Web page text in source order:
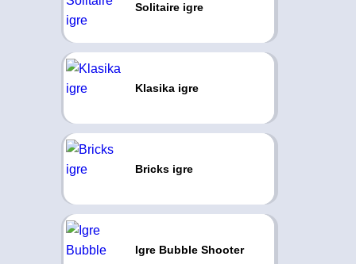
Solitaire igre
Klasika igre
Bricks igre
Igre Bubble Shooter